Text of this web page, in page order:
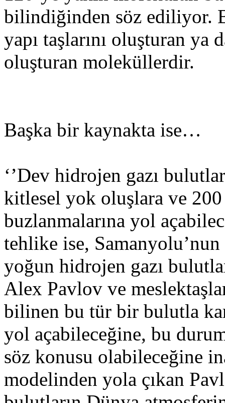
bilindiğinden söz ediliyor.
yapı taşlarını oluşturan ya
oluşturan moleküllerdir.
Başka bir kaynakta ise…
‘’Dev hidrojen gazı
kitlesel yok oluşlara ve
buzlanmalarına yol
tehlike ise,
yoğun hidrojen gazı
Alex Pavlov ve
bilinen bu tür bir bulutla
yol açabileceğine, bu
söz konusu olabileceğine
modelinden yola çıkan